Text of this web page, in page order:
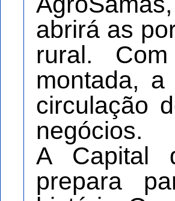
abrirá as
rural.
montada,
circulação
negócios.
A Capital
prepara